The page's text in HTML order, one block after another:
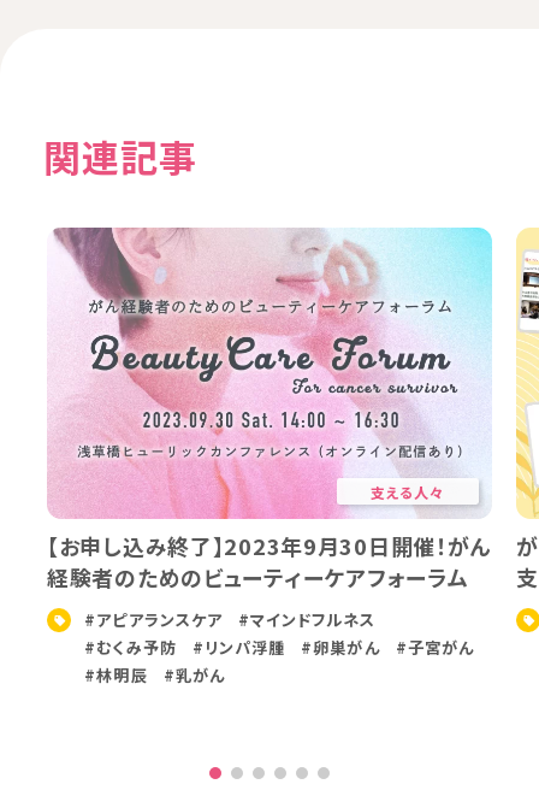
関連記事
支える人々
【お申し込み終了】2023年9月30日開催！がん
経験者のためのビューティーケアフォーラム
#アピアランスケア
#マインドフルネス
#むくみ予防
#リンパ浮腫 #卵巣がん
#子宮がん
#林明辰
#乳がん